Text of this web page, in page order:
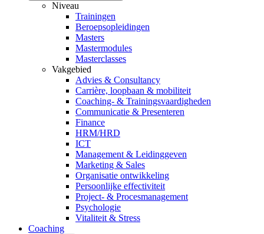
Niveau
Trainingen
Beroepsopleidingen
Masters
Mastermodules
Masterclasses
Vakgebied
Advies & Consultancy
Carrière, loopbaan & mobiliteit
Coaching- & Trainingsvaardigheden
Communicatie & Presenteren
Finance
HRM/HRD
ICT
Management & Leidinggeven
Marketing & Sales
Organisatie ontwikkeling
Persoonlijke effectiviteit
Project- & Procesmanagement
Psychologie
Vitaliteit & Stress
Coaching